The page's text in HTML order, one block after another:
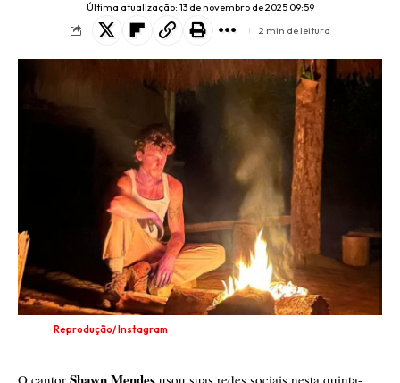
Última atualização: 13 de novembro de 2025 09:59
2 min de leitura
Reprodução/ Instagram
O cantor
usou suas redes sociais nesta quinta-